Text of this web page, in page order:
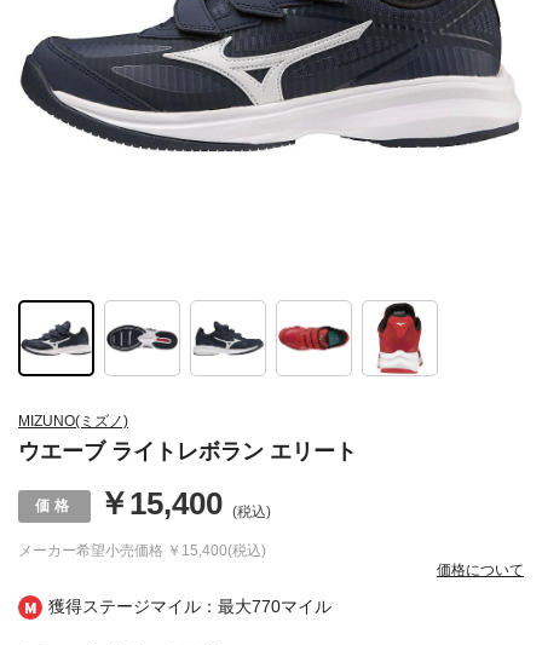
獲得ステージマイル：最大770マイル
MIZUNO(ミズノ)
ウエーブ ライトレボラン エリート
メーカー希望小売価格 ￥15,400(税込)
￥15,400 (税込)
価格について